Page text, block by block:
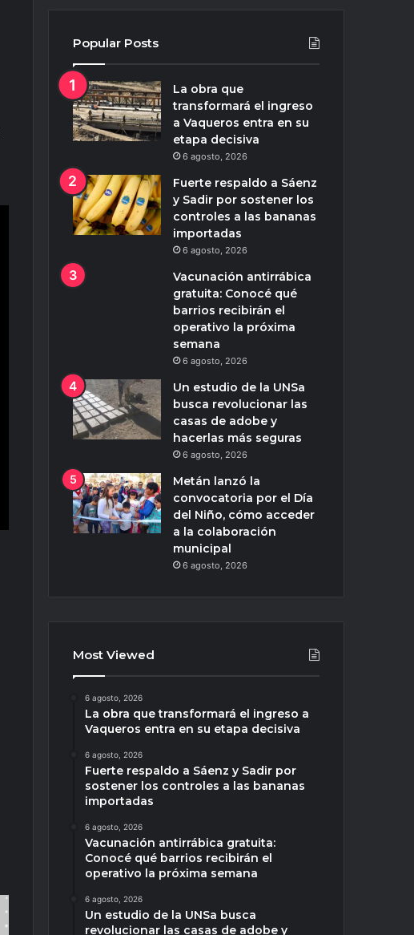
Popular Posts
La obra que
transformará el ingreso
a Vaqueros entra en su
etapa decisiva
6 agosto, 2026
Fuerte respaldo a Sáenz
y Sadir por sostener los
controles a las bananas
importadas
6 agosto, 2026
Vacunación antirrábica
gratuita: Conocé qué
barrios recibirán el
operativo la próxima
semana
6 agosto, 2026
Un estudio de la UNSa
busca revolucionar las
casas de adobe y
hacerlas más seguras
6 agosto, 2026
Metán lanzó la
convocatoria por el Día
del Niño, cómo acceder
a la colaboración
municipal
6 agosto, 2026
Most Viewed
6 agosto, 2026
La obra que transformará el ingreso a
Vaqueros entra en su etapa decisiva
6 agosto, 2026
Fuerte respaldo a Sáenz y Sadir por
sostener los controles a las bananas
importadas
6 agosto, 2026
Vacunación antirrábica gratuita:
Conocé qué barrios recibirán el
operativo la próxima semana
6 agosto, 2026
Un estudio de la UNSa busca
revolucionar las casas de adobe y